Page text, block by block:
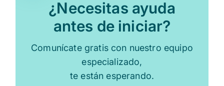
¿Necesitas ayuda
antes de iniciar?
Comunícate gratis con nuestro equipo
especializado,
te están esperando.